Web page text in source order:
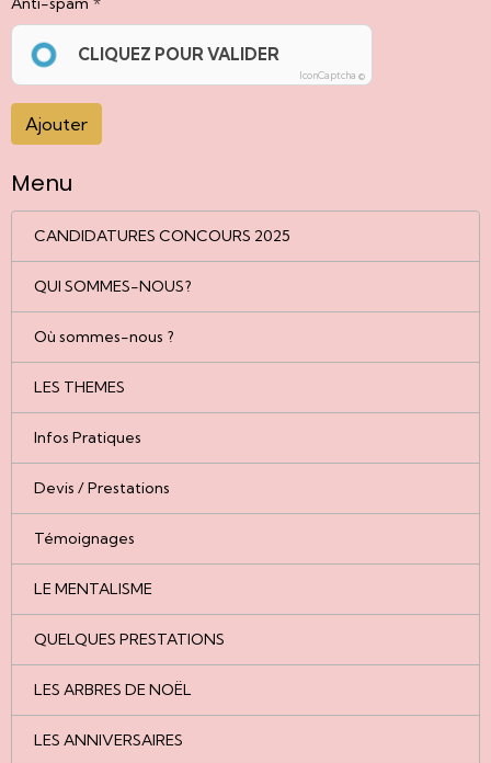
CLIQUEZ POUR VALIDER
IconCaptcha ©
Ajouter
Menu
CANDIDATURES CONCOURS 2025
QUI SOMMES-NOUS?
Où sommes-nous ?
LES THEMES
Infos Pratiques
Devis / Prestations
Témoignages
LE MENTALISME
QUELQUES PRESTATIONS
LES ARBRES DE NOËL
LES ANNIVERSAIRES